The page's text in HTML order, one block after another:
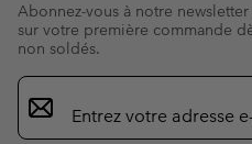
Abonnez-vous à notre
sur votre première commande
non soldés.
Inscription
par
e-